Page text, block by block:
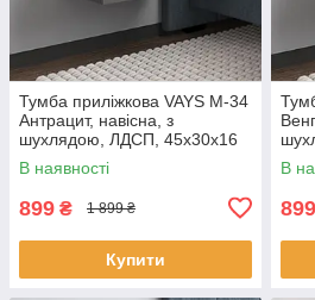
Тумба приліжкова VAYS M-34
Антрацит, навісна, з
шухлядою, ЛДСП, 45х30х16
см – для спальні
В наявності
899 ₴ 1 899 ₴
Купити
см –
В
899